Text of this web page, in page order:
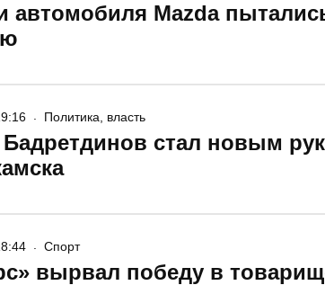
автомобиля Mazda
Бадретдинов стал новым
Политика, власть
вырвал победу в
Спорт